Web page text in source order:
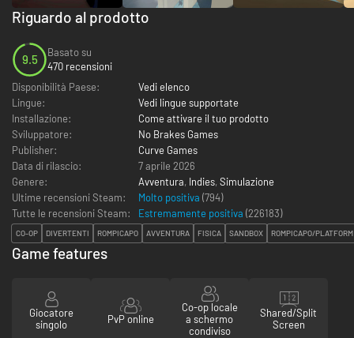
Riguardo al prodotto
9.5
Basato su
470 recensioni
Disponibilità Paese:
Vedi elenco
Lingue:
Vedi lingue supportate
Installazione:
Come attivare il tuo prodotto
Sviluppatore:
No Brakes Games
Publisher:
Curve Games
Data di rilascio:
7 aprile 2026
Genere:
Avventura, Indies, Simulazione
Ultime recensioni Steam:
Molto positiva (794)
Tutte le recensioni Steam:
Estremamente positiva (226183)
CO-OP DIVERTENTI ROMPICAPO AVVENTURA FISICA SANDBOX ROMPICAPO/PLATFORM
Game features
Giocatore
singolo
PvP online
Co-op locale
a schermo
condiviso
Shared/Split
Screen